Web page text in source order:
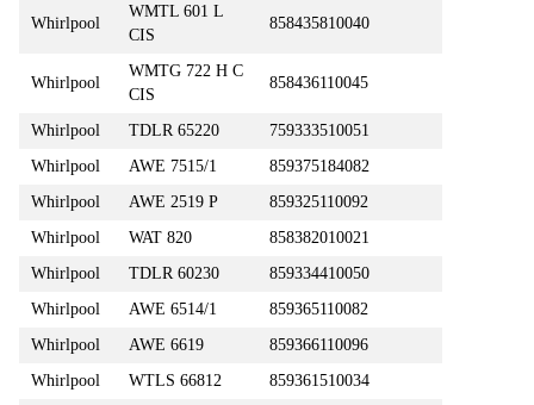
Whirlpool
WMTL 601 L
CIS
858435810040
Whirlpool
WMTG 722 H C
CIS
858436110045
Whirlpool TDLR 65220
759333510051
Whirlpool
AWE 7515/1
859375184082
Whirlpool
AWE 2519 P
859325110092
Whirlpool
WAT 820
858382010021
Whirlpool
TDLR 60230
859334410050
Whirlpool
AWE 6514/1
859365110082
Whirlpool
AWE 6619
859366110096
Whirlpool
WTLS 66812
859361510034